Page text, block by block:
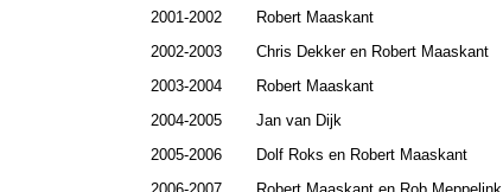
2001-2002
Robert Maaskant
2002-2003
Chris Dekker en Robert Maaskant
2003-2004
Robert Maaskant
2004-2005
Jan van Dijk
2005-2006
Dolf Roks en Robert Maaskant